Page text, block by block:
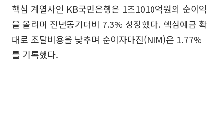
핵심 계열사인 KB국민은행은 1조1010억원의 순이익
을 올리며 전년동기대비 7.3% 성장했다. 핵심예금 확
대로 조달비용을 낮추며 순이자마진(NIM)은 1.77%
를 기록했다.